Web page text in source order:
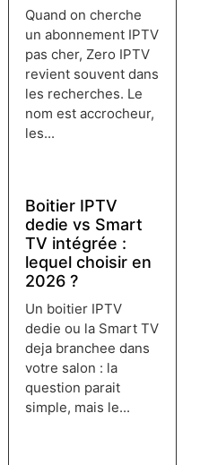
Quand on cherche
un abonnement IPTV
pas cher, Zero IPTV
revient souvent dans
les recherches. Le
nom est accrocheur,
les...
Boitier IPTV
dedie vs Smart
TV intégrée :
lequel choisir en
2026 ?
Un boitier IPTV
dedie ou la Smart TV
deja branchee dans
votre salon : la
question parait
simple, mais le...